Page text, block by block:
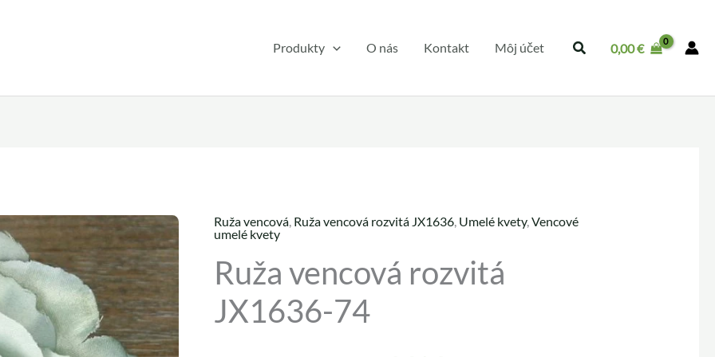
Produkty O nás Kontakt Môj účet 0,00€
Ruža vencová, Ruža vencová rozvitá JX1636, Umelé kvety,Vencové
umelé kvety
Ruža vencová rozvitá
JX1636-74
Pôvodná
cena
bola:
Aktuálna
cena
je:
množstvo
vencová
JX1636-